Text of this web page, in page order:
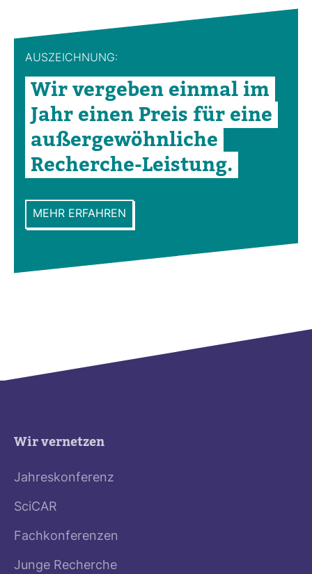
AUS­ZEICH­NUNG:
Wir ver­geben einmal im
Jahr einen Preis für eine
außer­ge­wöhn­liche
Recherche-​Leis­tung.
MEHR ERFAHREN
Wir vernetzen
Jahreskonferenz
SciCAR
Fachkonferenzen
Junge Recherche